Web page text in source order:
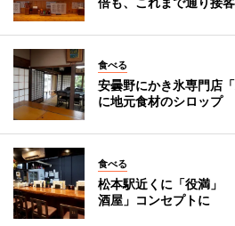
食べる
安曇野にかき氷専門店
に地元食材のシロップ
食べる
松本駅近くに「役満」
酒屋」コンセプトに